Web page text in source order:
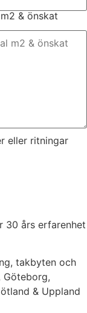
& önskat
eller ritningar
30 års erfarenhet
takbyten och
Göteborg,
& Uppland